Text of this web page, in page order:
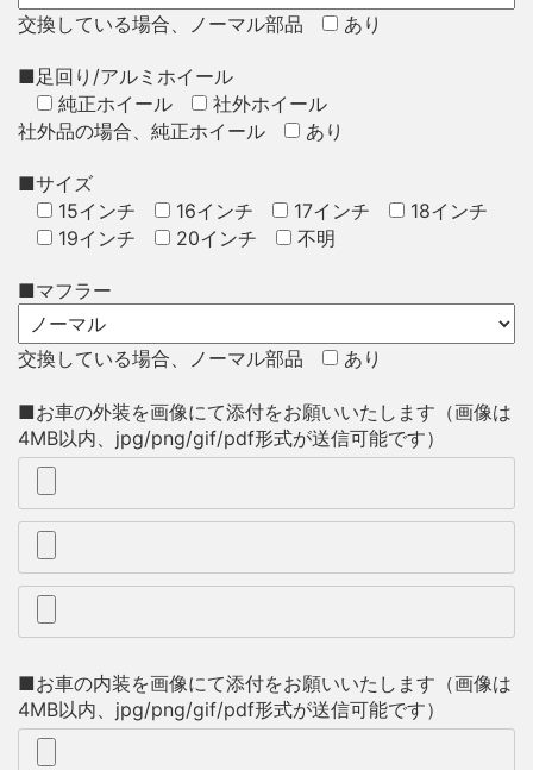
交換している場合、ノーマル部品 あり
■足回り/アルミホイール
純正ホイール
社外ホイール
社外品の場合、純正ホイール
あり
■サイズ
15インチ
16インチ 17インチ
18インチ
19インチ
20インチ 不明
■マフラー
交換している場合、ノーマル部品 あり
■お車の外装を画像にて添付をお願いいたします（画像は
4MB以内、jpg/png/gif/pdf形式が送信可能です）
■お車の内装を画像にて添付をお願いいたします（画像は
4MB以内、jpg/png/gif/pdf形式が送信可能です）